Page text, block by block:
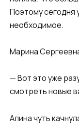
Поэтому сегодня
необходимое.
Марина
— Вот это уже
смотреть новые
Алина чуть